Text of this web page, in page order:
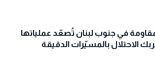
في جنوب لبنان تُصعّد عملياتها
الاحتلال بالمسيّرات الدقيقة